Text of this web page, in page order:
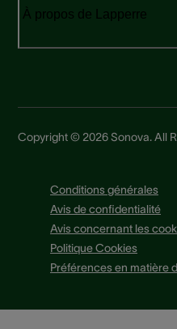
À propos de Lapperre
Copyright © 2026 Sonova. All
Conditions générales
Avis de confidentialité
Avis concernant les
Politique Cookies
Préférences en matière